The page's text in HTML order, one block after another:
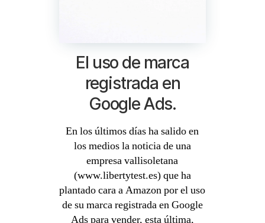
El uso de marca
registrada en
Google Ads.
En los últimos días ha salido en
los medios la noticia de una
empresa vallisoletana
(www.libertytest.es) que ha
plantado cara a Amazon por el uso
de su marca registrada en Google
Ads para vender, esta última,